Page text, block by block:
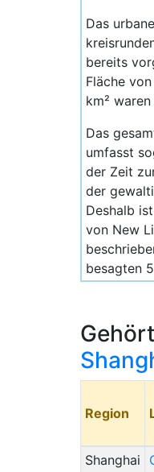
Das
bereits
Fläche
km²
Das
umfasst
der Zeit
der
Deshalb
von New
besagten
rechnen, -
Abstände
Stadtbild
Region
Shanghai